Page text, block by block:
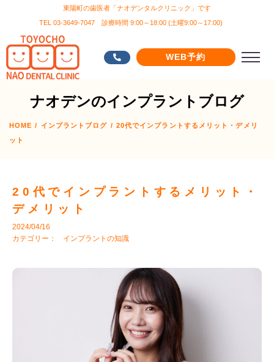
東陽町の歯医者「ナオデンタルクリニック」です
TEL 03-3649-7047 診療時間 9:00～18:00 (土曜9:00～17:00)
WEB予約
ナオデンのインプラントブログ
HOME / インプラントブログ / 20代でインプラントするメリット・デメリ
ット
20代でインプラントするメリット・
デメリット
2024/04/16
カテゴリー：
インプラントの知識